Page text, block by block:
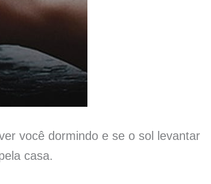
você dormindo e se o sol levantar
casa.